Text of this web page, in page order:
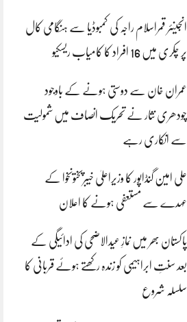
انجینئر قمراسلام راجہ کی کمبوڈیا سے ہنگامی کال
پر چکری میں 16 افراد کا کامیاب ریسکیو
عمران خان سے دوستی ہونے کے باوجود
چودھری نثار نے تحریک انصاف میں شمولیت
سے انکاری رہے
علی امین گنڈاپور کا وزیراعلیٰ خیبرپختونخوا کے
عہدے سے مستعفی ہونے کا اعلان
پاکستان بھر میں نمازِ عیدالاضحی کی ادائیگی کے
بعد سنتِ ابراہیمی کو زندہ رکھتے ہوئے قربانی کا
سلسلہ شروع